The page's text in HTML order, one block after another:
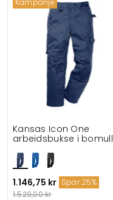
Kampanje
Kansas Icon One
arbeidsbukse i bomull
1.146,75 kr Spar 25%
1.529,00 kr